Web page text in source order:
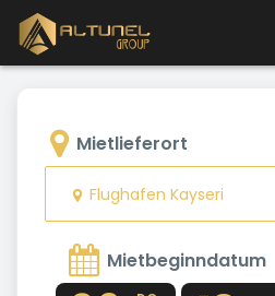
Mietlieferort
Flughafen Kayseri
Mietbeginndatum